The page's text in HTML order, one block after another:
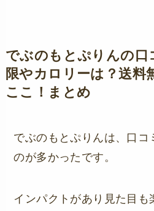
でぶのもとぷりんの口
限やカロリーは？送料
ここ！まとめ
でぶのもとぷりんは、口コ
のが多かったです。
インパクトがあり見た目も